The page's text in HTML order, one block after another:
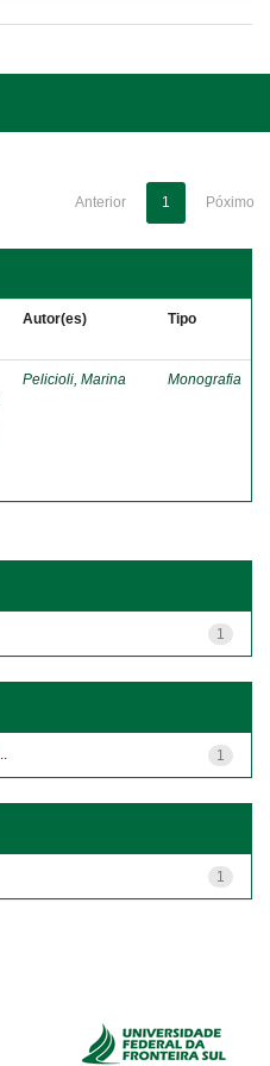
Anterior 1 Póximo
Autor(es) Tipo
Pelicioli, Marina Monografia
1
1
1